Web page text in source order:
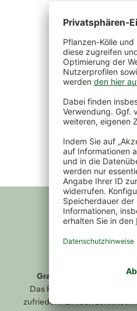
Gratis Paket-
Das Falsche bestellt oder
zufrieden? Einfach